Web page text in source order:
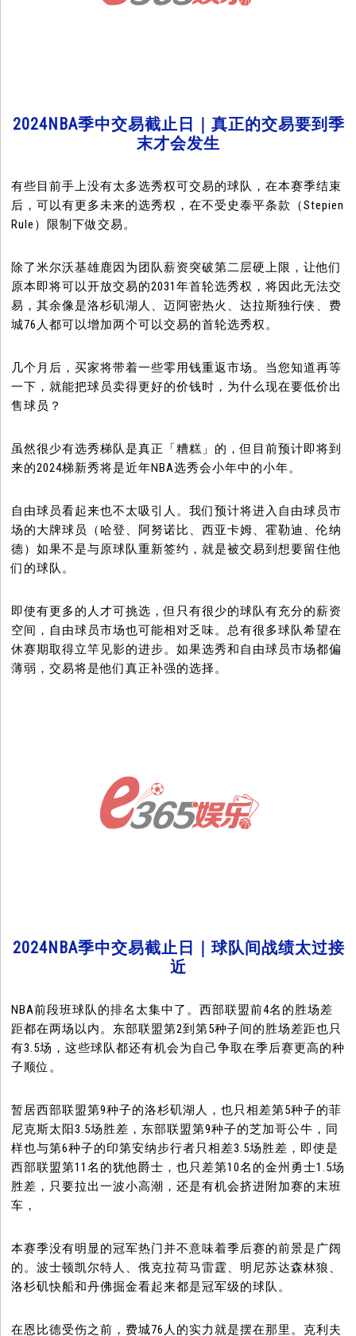
2024NBA季中交易截止日｜真正的交易要到季
末才会发生
有些目前手上没有太多选秀权可交易的球队，在本赛季结束
后，可以有更多未来的选秀权，在不受史泰平条款（Stepien
Rule）限制下做交易。
除了米尔沃基雄鹿因为团队薪资突破第二层硬上限，让他们
原本即将可以开放交易的2031年首轮选秀权，将因此无法交
易，其余像是洛杉矶湖人、迈阿密热火、达拉斯独行侠、费
城76人都可以增加两个可以交易的首轮选秀权。
几个月后，买家将带着一些零用钱重返市场。当您知道再等
一下，就能把球员卖得更好的价钱时，为什么现在要低价出
售球员？
虽然很少有选秀梯队是真正「糟糕」的，但目前预计即将到
来的2024梯新秀将是近年NBA选秀会小年中的小年。
自由球员看起来也不太吸引人。我们预计将进入自由球员市
场的大牌球员（哈登、阿努诺比、西亚卡姆、霍勒迪、伦纳
德）如果不是与原球队重新签约，就是被交易到想要留住他
们的球队。
即使有更多的人才可挑选，但只有很少的球队有充分的薪资
空间，自由球员市场也可能相对乏味。总有很多球队希望在
休赛期取得立竿见影的进步。如果选秀和自由球员市场都偏
薄弱，交易将是他们真正补强的选择。
2024NBA季中交易截止日｜球队间战绩太过接
近
NBA前段班球队的排名太集中了。西部联盟前4名的胜场差
距都在两场以内。东部联盟第2到第5种子间的胜场差距也只
有3.5场，这些球队都还有机会为自己争取在季后赛更高的种
子顺位。
暂居西部联盟第9种子的洛杉矶湖人，也只相差第5种子的菲
尼克斯太阳3.5场胜差，东部联盟第9种子的芝加哥公牛，同
样也与第6种子的印第安纳步行者只相差3.5场胜差，即使是
西部联盟第11名的犹他爵士，也只差第10名的金州勇士1.5场
胜差，只要拉出一波小高潮，还是有机会挤进附加赛的末班
车，
本赛季没有明显的冠军热门并不意味着季后赛的前景是广阔
的。波士顿凯尔特人、俄克拉荷马雷霆、明尼苏达森林狼、
洛杉矶快船和丹佛掘金看起来都是冠军级的球队。
在恩比德受伤之前，费城76人的实力就是摆在那里。克利夫